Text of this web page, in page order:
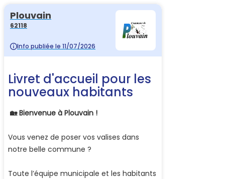
Plouvain
62118
Info publiée le 11/07/2026
Livret d'accueil pour les
nouveaux habitants
🏡 Bienvenue à Plouvain !
​Vous venez de poser vos valises dans
notre belle commune ?
Toute l’équipe municipale et les habitants